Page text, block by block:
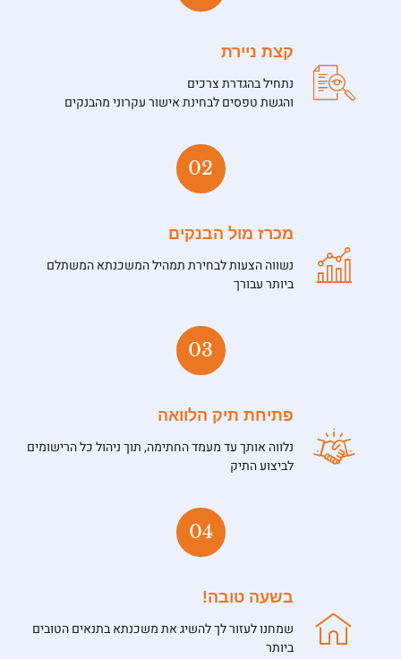
קצת ניירת
נתחיל בהגדרת צרכים
והגשת טפסים לבחינת אישור עקרוני מהבנקים
02
מכרז מול הבנקים
נשווה הצעות לבחירת תמהיל המשכנתא המשתלם
ביותר עבורך
03
פתיחת תיק הלוואה
נלווה אותך עד מעמד החתימה, תוך ניהול כל הרישומים
לביצוע התיק
04
בשעה טובה!
שמחנו לעזור לך להשיג את משכנתא בתנאים הטובים
ביותר